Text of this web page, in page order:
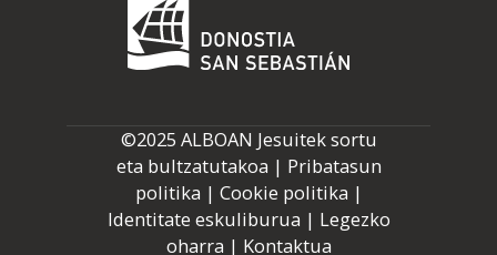
©2025 ALBOAN Jesuitek sortu
eta bultzatutakoa | Pribatasun
politika | Cookie politika |
Identitate eskuliburua | Legezko
oharra | Kontaktua